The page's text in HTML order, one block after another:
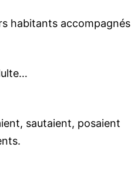
habitants accompagnés
sautaient, posaient